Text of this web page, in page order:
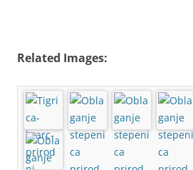
Related Images: